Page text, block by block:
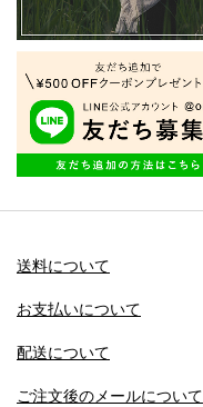
送料について
お支払いについて
配送について
ご注文後のメールについて